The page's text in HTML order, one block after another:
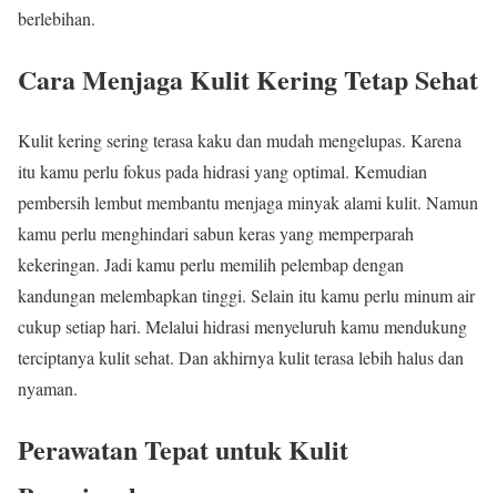
berlebihan.
Cara Menjaga Kulit Kering Tetap Sehat
Kulit kering sering terasa kaku dan mudah mengelupas. Karena
itu kamu perlu fokus pada hidrasi yang optimal. Kemudian
pembersih lembut membantu menjaga minyak alami kulit. Namun
kamu perlu menghindari sabun keras yang memperparah
kekeringan. Jadi kamu perlu memilih pelembap dengan
kandungan melembapkan tinggi. Selain itu kamu perlu minum air
cukup setiap hari. Melalui hidrasi menyeluruh kamu mendukung
terciptanya kulit sehat. Dan akhirnya kulit terasa lebih halus dan
nyaman.
Perawatan Tepat untuk Kulit